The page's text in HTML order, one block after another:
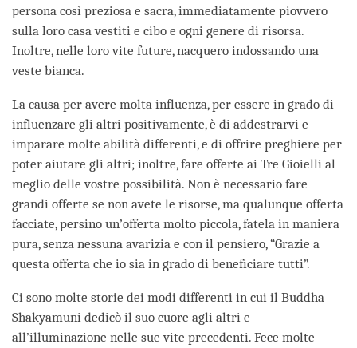
persona così preziosa e sacra, immediatamente piovvero
sulla loro casa vestiti e cibo e ogni genere di risorsa.
Inoltre, nelle loro vite future, nacquero indossando una
veste bianca.
La causa per avere molta influenza, per essere in grado di
influenzare gli altri positivamente, è di addestrarvi e
imparare molte abilità differenti, e di offrire preghiere per
poter aiutare gli altri; inoltre, fare offerte ai Tre Gioielli al
meglio delle vostre possibilità. Non è necessario fare
grandi offerte se non avete le risorse, ma qualunque offerta
facciate, persino un’offerta molto piccola, fatela in maniera
pura, senza nessuna avarizia e con il pensiero, “Grazie a
questa offerta che io sia in grado di beneficiare tutti”.
Ci sono molte storie dei modi differenti in cui il Buddha
Shakyamuni dedicò il suo cuore agli altri e
all’illuminazione nelle sue vite precedenti. Fece molte